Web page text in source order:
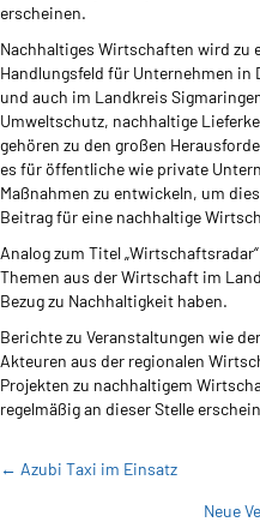
erscheinen.
Nachhaltiges Wirtschaften wird zu
Handlungsfeld für Unternehmen
und auch im Landkreis
Umweltschutz, nachhaltige
gehören zu den großen
es für öffentliche wie private
Maßnahmen zu entwickeln, um
Beitrag für eine nachhaltige
Analog zum Titel
Themen aus der Wirtschaft im
Bezug zu Nachhaltigkeit haben.
Berichte zu Veranstaltungen wie
Akteuren aus der regionalen
Projekten zu nachhaltigem
regelmäßig an dieser Stelle
Posts
← Azubi Taxi im Einsatz
Neue